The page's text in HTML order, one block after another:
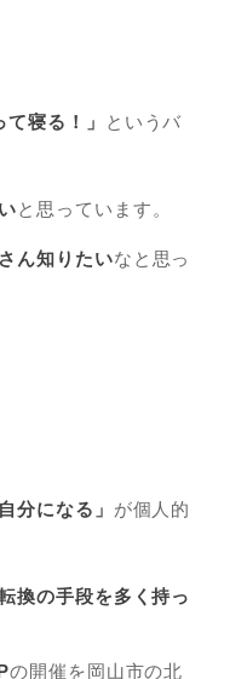
寝る！」
というバ
と思っています。
ん知りたいなと思っ
分になる」 が個人的
換の手段を多く持っ
の開催を岡山市の北